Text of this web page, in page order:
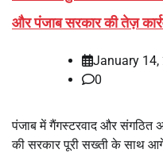
और पंजाब सरकार की तेज़
January 14,
0
पंजाब में गैंगस्टरवाद और संगठित
की सरकार पूरी सख्ती के साथ